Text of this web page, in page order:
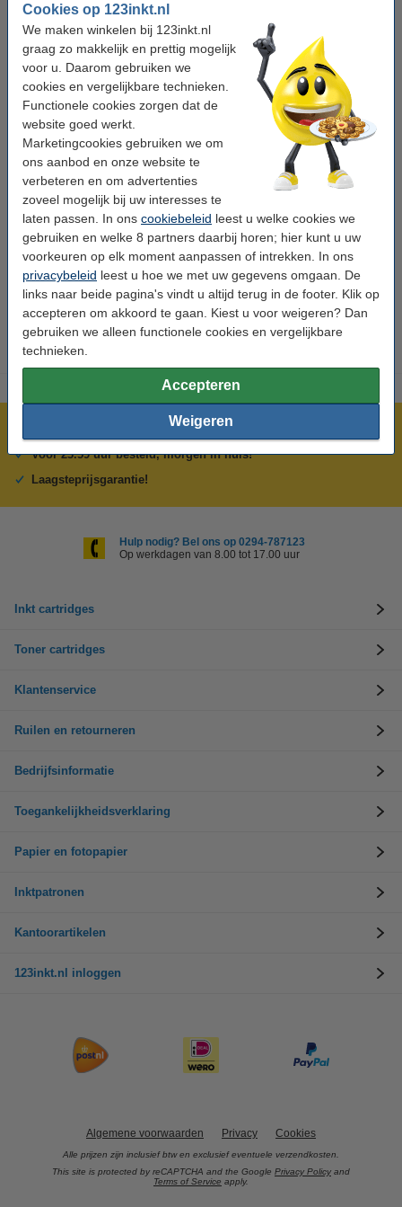
Cookies op 123inkt.nl
We maken winkelen bij 123inkt.nl
graag zo makkelijk en prettig mogelijk
voor u. Daarom gebruiken we
cookies en vergelijkbare technieken.
Functionele cookies zorgen dat de
website goed werkt.
Marketingcookies gebruiken we om
ons aanbod en onze website te
verbeteren en om advertenties
zoveel mogelijk bij uw interesses te
laten passen. In ons cookiebeleid leest u welke cookies we
gebruiken en welke 8 partners daarbij horen; hier kunt u uw
voorkeuren op elk moment aanpassen of intrekken. In ons
privacybeleid leest u hoe we met uw gegevens omgaan. De
links naar beide pagina's vindt u altijd terug in de footer. Klik op
accepteren om akkoord te gaan. Kiest u voor weigeren? Dan
gebruiken we alleen functionele cookies en vergelijkbare
technieken.
Accepteren
Weigeren
Type: toner cartridge
Uitvoering: Standaard
aantal pagina's: ± 4.000 pagina's
Merk: Xerox
Ons artikelnr: 046825
Nummer: 006R00859
Tip: papier meebestellen
123inkt kopieerpapier 1 doos van 2.500 vel A4 -
80 grams FSC® Mix Credit
€ 33,50
Meer dan 5 miljoen klanten!
Voor 23.59 uur besteld, morgen in huis!
Laagsteprijsgarantie!
Hulp nodig? Bel ons op 0294-787123
Op werkdagen van 8.00 tot 17.00 uur
Inkt cartridges
Toner cartridges
Klantenservice
Ruilen en retourneren
Bedrijfsinformatie
Toegankelijkheidsverklaring
Papier en fotopapier
Inktpatronen
Kantoorartikelen
123inkt.nl inloggen
Algemene voorwaarden Privacy Cookies
Alle prijzen zijn inclusief btw en exclusief eventuele verzendkosten.
This site is protected by reCAPTCHA and the Google Privacy Policy and
Terms of Service apply.